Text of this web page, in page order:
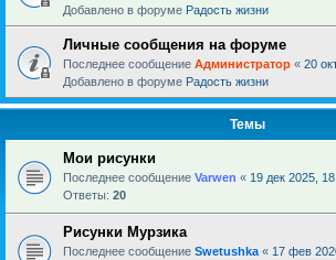
Добавлено в форуме Радость жизни
Личные сообщения на форуме
Последнее сообщение Администратор « 20
Добавлено в форуме Радость жизни
Темы
Мои рисунки
Последнее сообщение Varwen « 19 дек 2025,
Ответы: 20
Рисунки Мурзика
Последнее сообщение Swetushka « 17 фев